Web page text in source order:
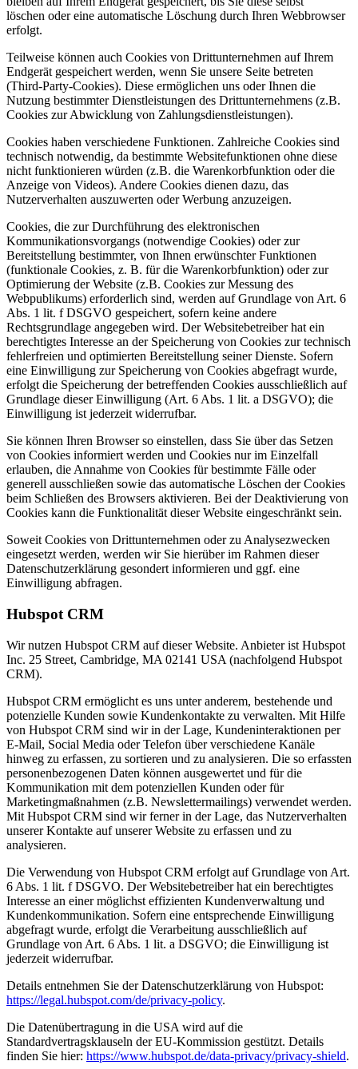
löschen oder eine automatische Löschung durch Ihren Webbrowser
erfolgt.
Teilweise können auch Cookies von Drittunternehmen auf Ihrem
Endgerät gespeichert werden, wenn Sie unsere Seite betreten
(Third-Party-Cookies). Diese ermöglichen uns oder Ihnen die
Nutzung bestimmter Dienstleistungen des Drittunternehmens (z.B.
Cookies zur Abwicklung von Zahlungsdienstleistungen).
Cookies haben verschiedene Funktionen. Zahlreiche Cookies sind
technisch notwendig, da bestimmte Websitefunktionen ohne diese
nicht funktionieren würden (z.B. die Warenkorbfunktion oder die
Anzeige von Videos). Andere Cookies dienen dazu, das
Nutzerverhalten auszuwerten oder Werbung anzuzeigen.
Cookies, die zur Durchführung des elektronischen
Kommunikationsvorgangs (notwendige Cookies) oder zur
Bereitstellung bestimmter, von Ihnen erwünschter Funktionen
(funktionale Cookies, z. B. für die Warenkorbfunktion) oder zur
Optimierung der Website (z.B. Cookies zur Messung des
Webpublikums) erforderlich sind, werden auf Grundlage von Art. 6
Abs. 1 lit. f DSGVO gespeichert, sofern keine andere
Rechtsgrundlage angegeben wird. Der Websitebetreiber hat ein
berechtigtes Interesse an der Speicherung von Cookies zur technisch
fehlerfreien und optimierten Bereitstellung seiner Dienste. Sofern
eine Einwilligung zur Speicherung von Cookies abgefragt wurde,
erfolgt die Speicherung der betreffenden Cookies ausschließlich auf
Grundlage dieser Einwilligung (Art. 6 Abs. 1 lit. a DSGVO); die
Einwilligung ist jederzeit widerrufbar.
Sie können Ihren Browser so einstellen, dass Sie über das Setzen
von Cookies informiert werden und Cookies nur im Einzelfall
erlauben, die Annahme von Cookies für bestimmte Fälle oder
generell ausschließen sowie das automatische Löschen der Cookies
beim Schließen des Browsers aktivieren. Bei der Deaktivierung von
Cookies kann die Funktionalität dieser Website eingeschränkt sein.
Soweit Cookies von Drittunternehmen oder zu Analysezwecken
eingesetzt werden, werden wir Sie hierüber im Rahmen dieser
Datenschutzerklärung gesondert informieren und ggf. eine
Einwilligung abfragen.
Hubspot CRM
Wir nutzen Hubspot CRM auf dieser Website. Anbieter ist Hubspot
Inc. 25 Street, Cambridge, MA 02141 USA (nachfolgend Hubspot
CRM).
Hubspot CRM ermöglicht es uns unter anderem, bestehende und
potenzielle Kunden sowie Kundenkontakte zu verwalten. Mit Hilfe
von Hubspot CRM sind wir in der Lage, Kundeninteraktionen per
E-Mail, Social Media oder Telefon über verschiedene Kanäle
hinweg zu erfassen, zu sortieren und zu analysieren. Die so erfassten
personenbezogenen Daten können ausgewertet und für die
Kommunikation mit dem potenziellen Kunden oder für
Marketingmaßnahmen (z.B. Newslettermailings) verwendet werden.
Mit Hubspot CRM sind wir ferner in der Lage, das Nutzerverhalten
unserer Kontakte auf unserer Website zu erfassen und zu
analysieren.
Die Verwendung von Hubspot CRM erfolgt auf Grundlage von Art.
6 Abs. 1 lit. f DSGVO. Der Websitebetreiber hat ein berechtigtes
Interesse an einer möglichst effizienten Kundenverwaltung und
Kundenkommunikation. Sofern eine entsprechende Einwilligung
abgefragt wurde, erfolgt die Verarbeitung ausschließlich auf
Grundlage von Art. 6 Abs. 1 lit. a DSGVO; die Einwilligung ist
jederzeit widerrufbar.
Details entnehmen Sie der Datenschutzerklärung von Hubspot:
https://legal.hubspot.com/de/privacy-policy.
Die Datenübertragung in die USA wird auf die
Standardvertragsklauseln der EU-Kommission gestützt. Details
finden Sie hier: https://www.hubspot.de/data-privacy/privacy-shield.